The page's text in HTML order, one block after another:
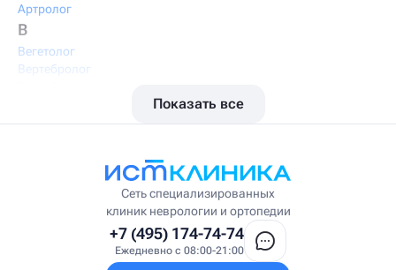
Артролог
В
Вегетолог
Вертебролог
Висцеральный массажист
Врач интегративной медицины
Врач первичного приёма
Показать все
Сеть специализированных
клиник неврологии и ортопедии
+7 (495) 174-74-74
Ежедневно с 08:00-21:00